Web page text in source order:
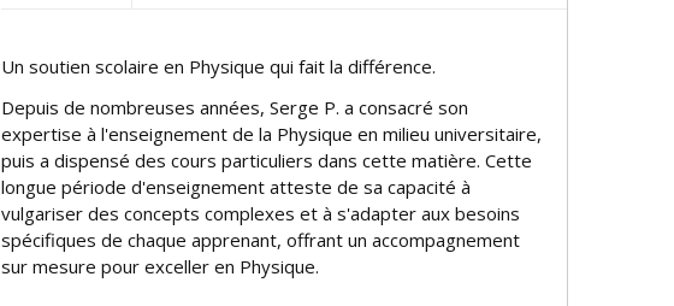
Un soutien scolaire en Physique qui fait la différence.
Depuis de nombreuses années, Serge P. a consacré son
expertise à l'enseignement de la Physique en milieu universitaire,
puis a dispensé des cours particuliers dans cette matière. Cette
longue période d'enseignement atteste de sa capacité à
vulgariser des concepts complexes et à s'adapter aux besoins
spécifiques de chaque apprenant, offrant un accompagnement
sur mesure pour exceller en Physique.